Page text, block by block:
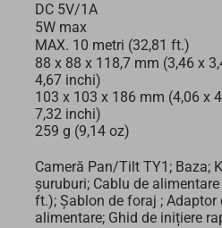
DC 5V/1A
5W max
MAX. 10 metri (32,81 ft.)
88 x 88 x 118,7 mm (3,46 x
4,67 inchi)
103 x 103 x 186 mm (4,06 x
7,32 inchi)
259 g (9,14 oz)
Cameră Pan/Tilt TY1; Baza;
șuruburi; Cablu de
ft.); Șablon de foraj ; Adaptor
alimentare; Ghid de inițiere